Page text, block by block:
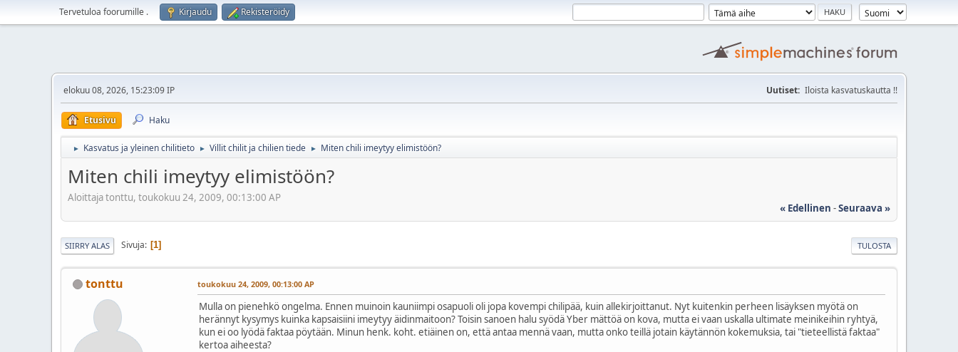
Tervetuloa foorumille . Kirjaudu Rekisteröidy
elokuu 08, 2026, 15:23:09 IP Uutiset: Iloista kasvatuskautta !!
Etusivu Haku
► Kasvatus ja yleinen chilitieto ► Villit chilit ja chilien tiede ► Miten chili imeytyy elimistöön?
Miten chili imeytyy elimistöön?
Aloittaja tonttu, toukokuu 24, 2009, 00:13:00 AP
« Edellinen -Seuraava »
TULOSTA
SIIRRY ALAS Sivuja 1
tonttu toukokuu 24, 2009, 00:13:00 AP
Mulla on pienehkö ongelma. Ennen muinoin kauniimpi osapuoli oli jopa kovempi chilipää, kuin allekirjoittanut. Nyt kuitenkin perheen lisäyksen myötä on
herännyt kysymys kuinka kapsaisiini imeytyy äidinmaitoon? Toisin sanoen halu syödä Yber mättöä on kova, mutta ei vaan uskalla ultimate meinikeihin ryhtyä,
kun ei oo lyödä faktaa pöytään. Minun henk. koht. etiäinen on, että antaa mennä vaan, mutta onko teillä jotain käytännön kokemuksia, tai "tieteellistä faktaa"
kertoa aiheesta?